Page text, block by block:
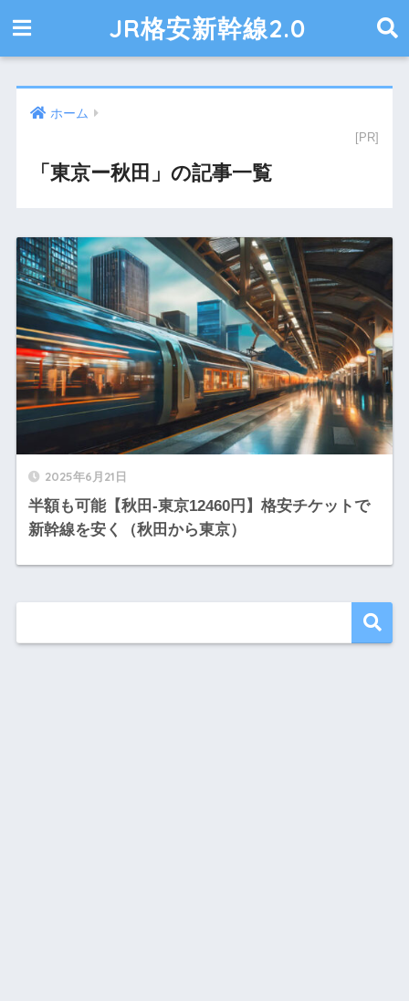
JR格安新幹線2.0
ホーム
「東京ー秋田」の記事一覧
2025年6月21日
半額も可能【秋田-東京12460円】格安チケットで
新幹線を安く（秋田から東京）